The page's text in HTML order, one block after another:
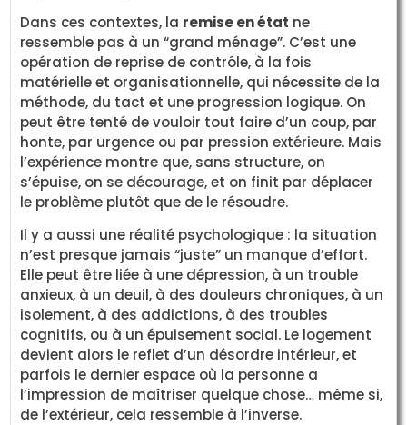
Dans ces contextes, la remise en état ne
ressemble pas à un “grand ménage”. C’est une
opération de reprise de contrôle, à la fois
matérielle et organisationnelle, qui nécessite de la
méthode, du tact et une progression logique. On
peut être tenté de vouloir tout faire d’un coup, par
honte, par urgence ou par pression extérieure. Mais
l’expérience montre que, sans structure, on
s’épuise, on se décourage, et on finit par déplacer
le problème plutôt que de le résoudre.
Il y a aussi une réalité psychologique : la situation
n’est presque jamais “juste” un manque d’effort.
Elle peut être liée à une dépression, à un trouble
anxieux, à un deuil, à des douleurs chroniques, à un
isolement, à des addictions, à des troubles
cognitifs, ou à un épuisement social. Le logement
devient alors le reflet d’un désordre intérieur, et
parfois le dernier espace où la personne a
l’impression de maîtriser quelque chose… même si,
de l’extérieur, cela ressemble à l’inverse.